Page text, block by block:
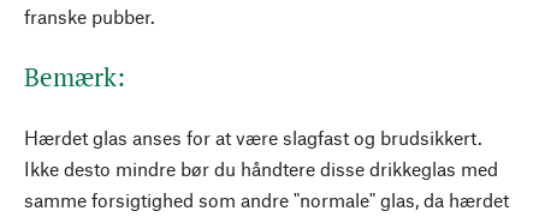
franske pubber.
Bemærk:
Hærdet glas anses for at være slagfast og brudsikkert.
Ikke desto mindre bør du håndtere disse drikkeglas med
samme forsigtighed som andre "normale" glas, da hærdet